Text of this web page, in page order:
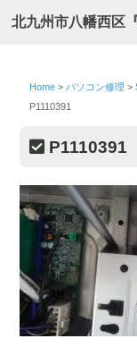
北九州市八幡西区
Home > パソコン修理 >
P1110391
P1110391